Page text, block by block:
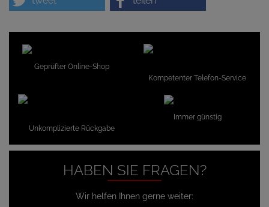
Geprüfter Online-Shop
Kompetenter Telefon-Service
Unkomplizierte Rückgabe
Immer günstig
HABEN SIE FRAGEN?
Wir helfen Ihnen gerne weiter: